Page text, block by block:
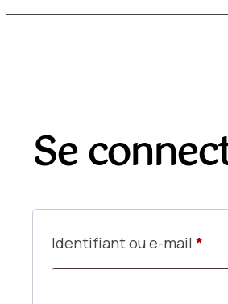
Se
Identifiant ou e-mail *